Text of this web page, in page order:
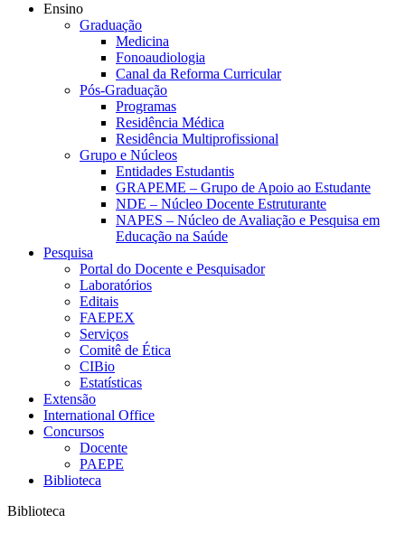
Ensino
Graduação
Medicina
Fonoaudiologia
Canal da Reforma Curricular
Pós-Graduação
Programas
Residência Médica
Residência Multiprofissional
Grupo e Núcleos
Entidades Estudantis
GRAPEME – Grupo de Apoio ao Estudante
NDE – Núcleo Docente Estruturante
NAPES – Núcleo de Avaliação e Pesquisa em
Educação na Saúde
Pesquisa
Portal do Docente e Pesquisador
Laboratórios
Editais
FAEPEX
Serviços
Comitê de Ética
CIBio
Estatísticas
Extensão
International Office
Concursos
Docente
PAEPE
Biblioteca
Biblioteca